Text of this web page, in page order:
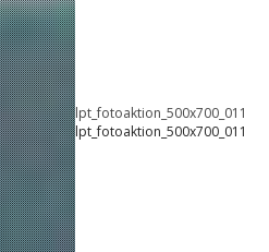
lpt_fotoaktion_500x700_011
lpt_fotoaktion_500x700_011